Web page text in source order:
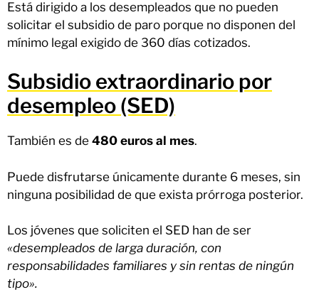
Está dirigido a los desempleados que no pueden
solicitar el subsidio de paro porque no disponen del
mínimo legal exigido de 360 días cotizados.
Subsidio extraordinario por
desempleo (SED)
También es de 480 euros al mes.
Puede disfrutarse únicamente durante 6 meses, sin
ninguna posibilidad de que exista prórroga posterior.
Los jóvenes que soliciten el SED han de ser
«desempleados de larga duración, con
responsabilidades familiares y sin rentas de ningún
tipo».